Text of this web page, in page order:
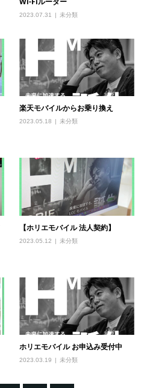
2023.07.31 未分類
楽天モバイルからお乗り換え
2023.05.18 未分類
【ホリエモバイル 法人契約】
2023.05.12 未分類
ホリエモバイル お申込み受付中
2023.03.19 未分類